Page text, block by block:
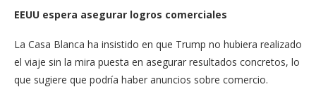
EEUU espera asegurar logros comerciales
La Casa Blanca ha insistido en que Trump no hubiera realizado
el viaje sin la mira puesta en asegurar resultados concretos, lo
que sugiere que podría haber anuncios sobre comercio.